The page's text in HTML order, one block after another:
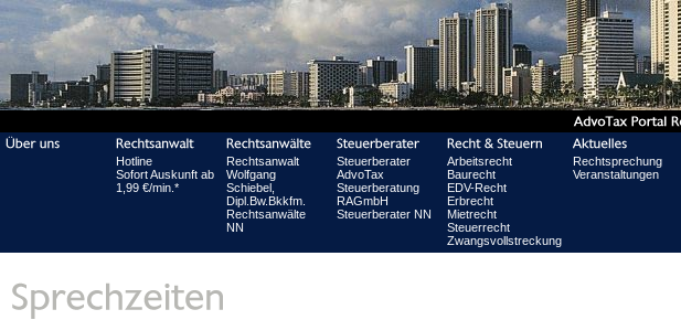
Hotline
Sofort Auskunft ab
1,99 €/min.*
Rechtsanwalt
Wolfgang
Schiebel,
Dipl.Bw.Bkkfm.
Rechtsanwälte
NN
Steuerberater
AdvoTax
Steuerberatung
RAGmbH
Steuerberater NN
Arbeitsrecht
Baurecht
EDV-Recht
Erbrecht
Mietrecht
Steuerrecht
Zwangsvollstreckung
Rechtsprechung
Veranstaltungen